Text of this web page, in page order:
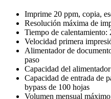
Imprime 20 ppm, copia,
Resolución máxima de
Tiempo de calentamiento:
Velocidad primera
Alimentador de
paso
Capacidad del
Capacidad de entrada de
bypass de 100 hojas
Volumen mensual